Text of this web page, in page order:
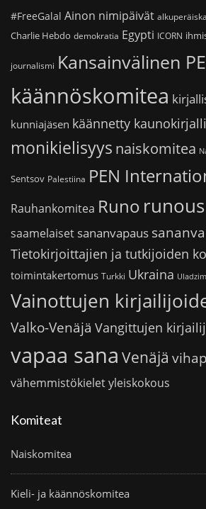
#FreeGalal Ainon nimipäivät
Charlie Hebdo demokratia Egypti ICORN
journalismi Kansainvälinen
käännöskomitea
kunniajäsen käännetty
monikielisyys naiskomitea
Sentsov Palestiina PEN
Rauhankomitea Runo runous
saamelaiset sananvapaus
Tietokirjoittajien ja tutkijoiden
toimintakertomus Turkki Ukraina
Vainottujen
Valko-Venäjä Vangittujen
vapaa sana Venäjä
vähemmistökieletyleiskokous
Komiteat
Naiskomitea
Kieli- ja käännöskomitea